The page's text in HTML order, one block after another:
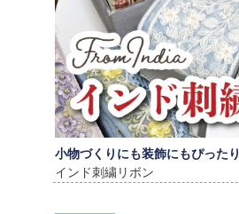
小物づくりにも装飾にもぴったり
インド刺繍リボン